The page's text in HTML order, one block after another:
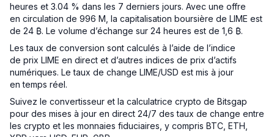
heures et 3.04 % dans les 7 derniers jours. Avec une offre
en circulation de 996 M, la capitalisation boursière de LIME est
de 24 ₿. Le volume d’échange sur 24 heures est de 1,6 ₿.
Les taux de conversion sont calculés à l’aide de l’indice
de prix LIME en direct et d’autres indices de prix d’actifs
numériques. Le taux de change LIME/USD est mis à jour
en temps réel.
Suivez le convertisseur et la calculatrice crypto de Bitsgap
pour des mises à jour en direct 24/7 des taux de change entre
les crypto et les monnaies fiduciaires, y compris BTC, ETH,